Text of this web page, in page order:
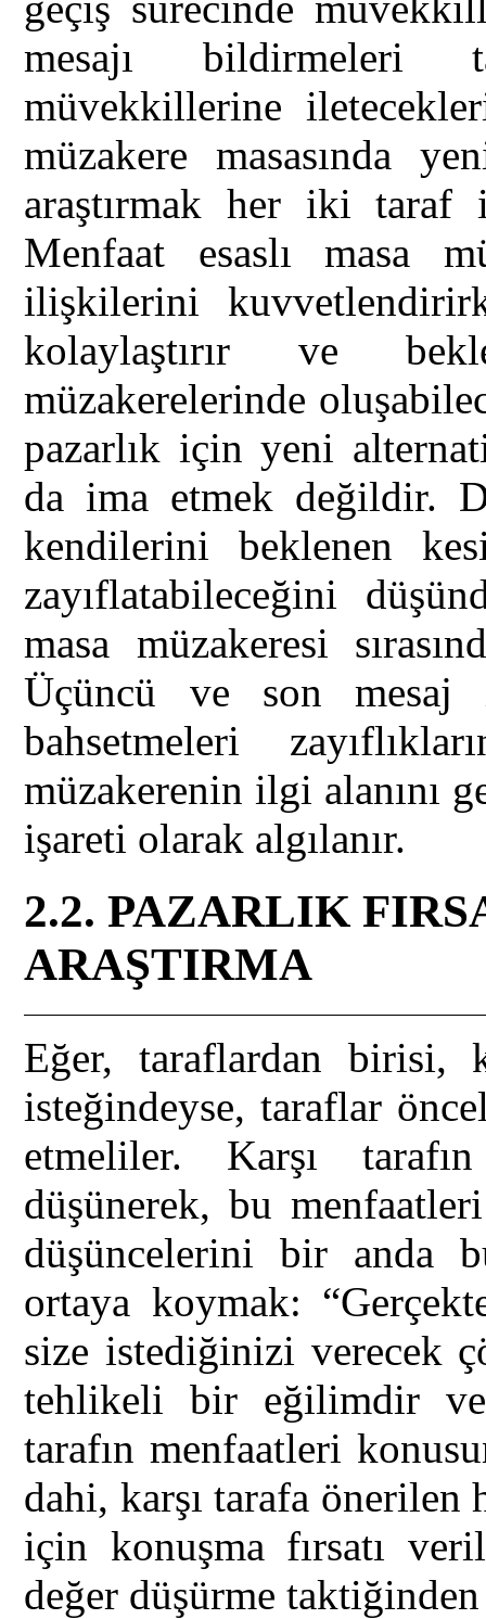
mesajı bildirmeleri
müvekkillerine
müzakere masasında
araştırmak her iki
Menfaat esaslı masa
ilişkilerini
kolaylaştırır ve
müzakerelerinde
pazarlık için yeni
da ima etmek değildir.
kendilerini beklenen
zayıflatabileceğini
masa müzakeresi
Üçüncü ve son mesaj
bahsetmeleri
müzakerenin ilgi alanını
işareti olarak algılanır.
2.2. PAZARLIK
ARAŞTIRMA
Eğer, taraflardan birisi,
isteğindeyse, taraflar
etmeliler. Karşı
düşünerek, bu
düşüncelerini bir anda
ortaya koymak:
size istediğinizi verecek
tehlikeli bir eğilimdir ve
tarafın menfaatleri
dahi, karşı tarafa önerilen
için konuşma fırsatı
değer düşürme